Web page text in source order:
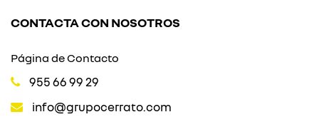
CONTACTA CON NOSOTROS
Página de Contacto
955 66 99 29
info@grupocerrato.com